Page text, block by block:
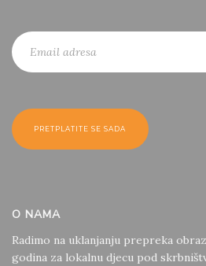
O NAMA
Radimo na uklanjanju prepreka
godina za lokalnu djecu pod